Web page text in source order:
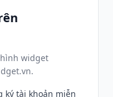
widget
ký tài khoản miễn